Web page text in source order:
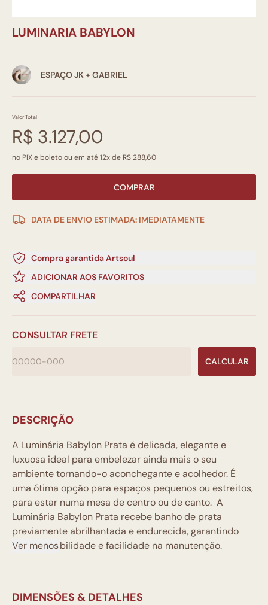
LUMINARIA BABYLON
ESPAÇO JK + GABRIEL
Valor Total
R$ 3.127,00
no PIX e boleto ou em até 12x de R$ 288,60
COMPRAR
DATA DE ENVIO ESTIMADA: IMEDIATAMENTE
Compra garantida Artsoul
ADICIONAR AOS FAVORITOS
COMPARTILHAR
CONSULTAR FRETE
CALCULAR
DESCRIÇÃO
A Luminária Babylon Prata é delicada, elegante e
luxuosa ideal para embelezar ainda mais o seu
ambiente tornando-o aconchegante e acolhedor. É
uma ótima opção para espaços pequenos ou estreitos,
para estar numa mesa de centro ou de canto. A
Luminária Babylon Prata recebe banho de prata
previamente abrilhantada e endurecida, garantindo
maior durabilidade e facilidade na manutenção.
Ver menos
DIMENSÕES & DETALHES